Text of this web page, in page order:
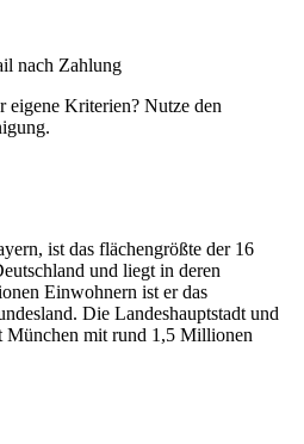
nach Zahlung
eigene Kriterien? Nutze den
.
ist das flächengrößte der 16
und liegt in deren
Einwohnern ist er das
Die Landeshauptstadt und
München mit rund 1,5 Millionen